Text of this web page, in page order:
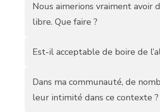
Nous aimerions vraiment avoir
libre. Que faire ?
Est-il acceptable de boire de
Dans ma communauté, de
leur intimité dans ce contexte ?